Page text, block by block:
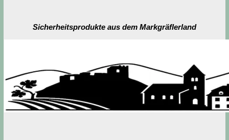
Sicherheitsprodukte aus dem Markgräflerland